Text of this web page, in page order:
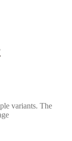
variants. The